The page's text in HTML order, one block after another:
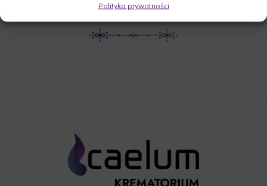
Polityka prywatności